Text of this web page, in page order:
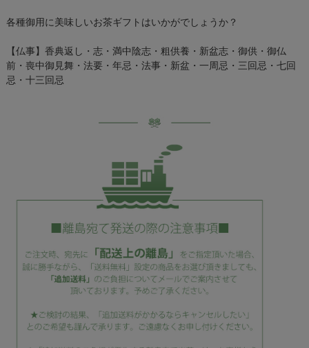
各種御用に美味しいお茶ギフトはいかがでしょうか？
【仏事】香典返し・志・満中陰志・粗供養・新盆志・御供・御仏
前・喪中御見舞・法要・年忌・法事・新盆・一周忌・三回忌・七回
忌・十三回忌